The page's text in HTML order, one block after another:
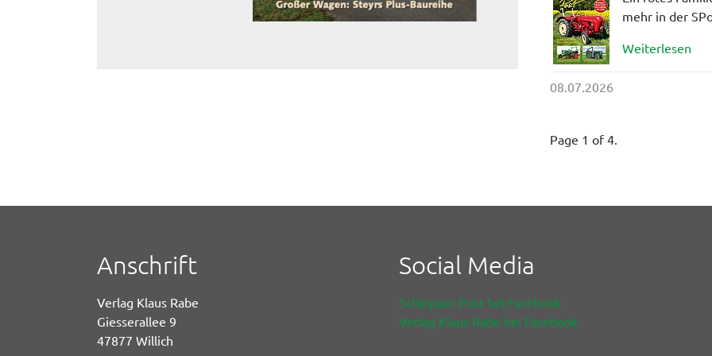
mehr in der
Weiterlesen
08.07.2026
Page 1 of 4.
Anschrift
Verlag Klaus Rabe
Giesserallee 9
47877 Willich
Social Media
Schlepper Post bei Facebook
Verlag Klaus Rabe bei Facebook